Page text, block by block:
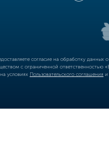
согласие на обработку
с ограниченной
условиях Пользовательского соглашения и